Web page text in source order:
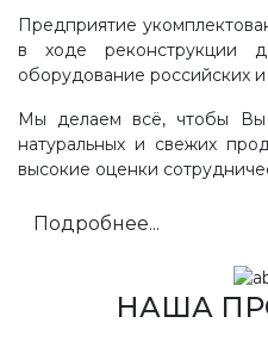
Предприятие
в ходе реконструкции
оборудование российских
Мы делаем всё, чтобы Вы
натуральных и свежих
высокие оценки
Подробнее...
НАША